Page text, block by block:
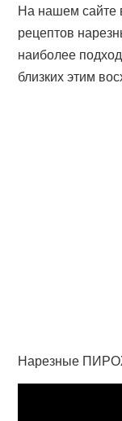
На нашем сайте
рецептов
наиболее
близких этим
Нарезные